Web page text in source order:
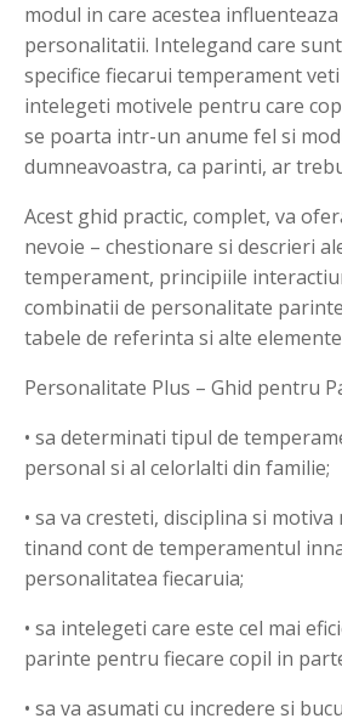
modul in care acestea
personalitatii. Intelegand care
specifice fiecarui temperament
intelegeti motivele pentru care
se poarta intr-un anume fel si
dumneavoastra, ca parinti, ar
Acest ghid practic, complet, va
nevoie – chestionare si descrieri
temperament, principiile
combinatii de personalitate
tabele de referinta si alte
Personalitate Plus – Ghid pentru
• sa determinati tipul de
personal si al celorlalti din familie;
• sa va cresteti, disciplina si
tinand cont de temperamentul
personalitatea fiecaruia;
• sa intelegeti care este cel mai
parinte pentru fiecare copil in
• sa va asumati cu incredere si